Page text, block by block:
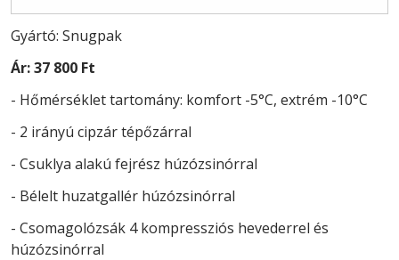
Gyártó: Snugpak
Ár:37 800 Ft
- Hőmérséklet tartomány: komfort -5°C, extrém -10°C
- 2 irányú cipzár tépőzárral
- Csuklya alakú fejrész húzózsinórral
- Bélelt huzatgallér húzózsinórral
- Csomagolózsák 4 kompressziós hevederrel és
húzózsinórral